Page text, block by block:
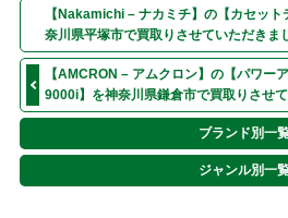
【Nakamichi – ナカミチ】の【カセッ
奈川県平塚市で買取りさせていただきま
【AMCRON – アムクロン】の【パワー
9000i】を神奈川県鎌倉市で買取りさせ
ブランド別一
ジャンル別一